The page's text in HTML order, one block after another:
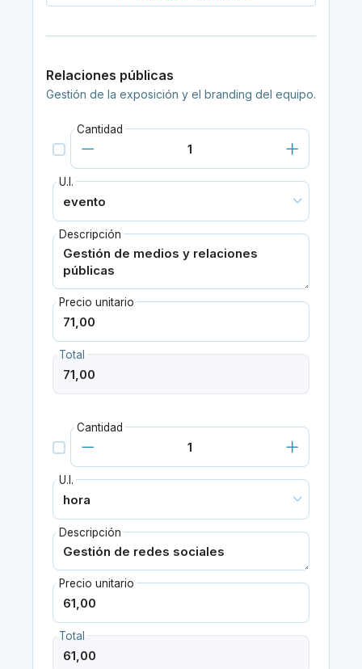
Relaciones públicas
Gestión de la exposición y el branding del equipo.
Cantidad
U.I.
Descripción
Precio unitario
Total
Cantidad
U.I.
Descripción
Precio unitario
Total